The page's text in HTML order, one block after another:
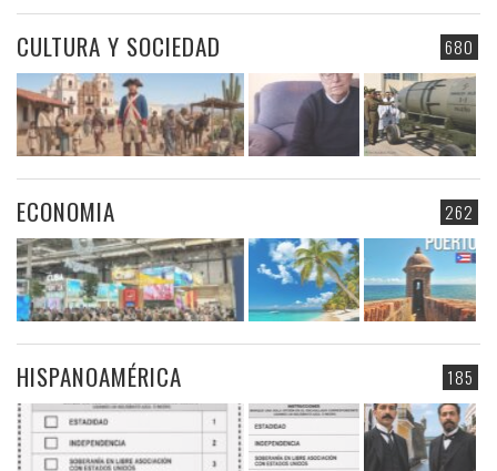
680
CULTURA Y SOCIEDAD
262
ECONOMIA
185
HISPANOAMÉRICA